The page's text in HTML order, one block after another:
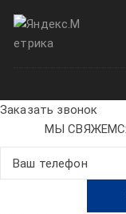
Заказать звонок
МЫ